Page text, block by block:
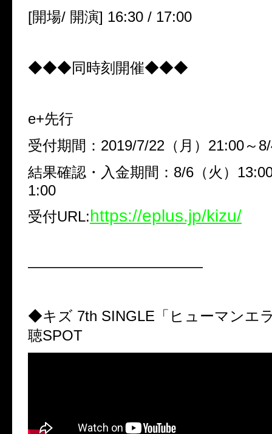
[開場/ 開演] 16:30 / 17:00
◆◆◆同時刻開催◆◆◆
e+先行
受付期間：2019/7/22（月）21:00～
結果確認・入金期間：8/6（火）
1:00
受付URL:https://eplus.jp/kizu/
————————————
◆キズ 7th SINGLE「ヒューマンエ
聴SPOT